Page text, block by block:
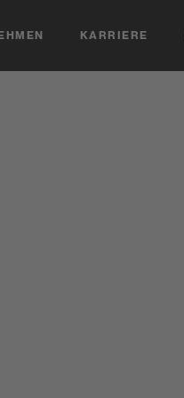
KARRIERE